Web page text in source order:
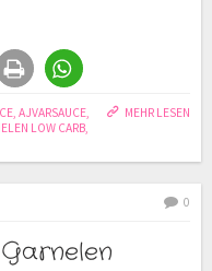
MEHR LESEN
,AJVARSAUCE,
LOW CARB,
0